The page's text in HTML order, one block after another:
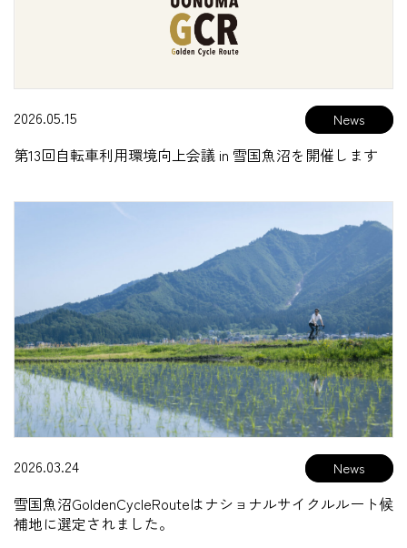
第13回自転車利用環境向上会議 in 雪国魚沼を開催します
2026.05.15
雪国魚沼GoldenCycleRouteはナショナルサイクルルート候
補地に選定されました。
2026.03.24